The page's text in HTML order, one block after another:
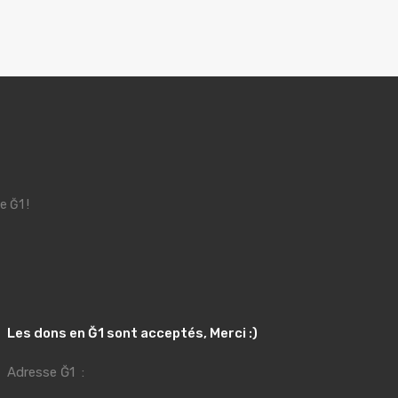
Ğ1 !
Les dons en Ğ1 sont acceptés, Merci :)
Adresse Ğ1 :